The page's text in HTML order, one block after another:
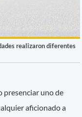
realizaron diferentes
presenciar uno de
aficionado a